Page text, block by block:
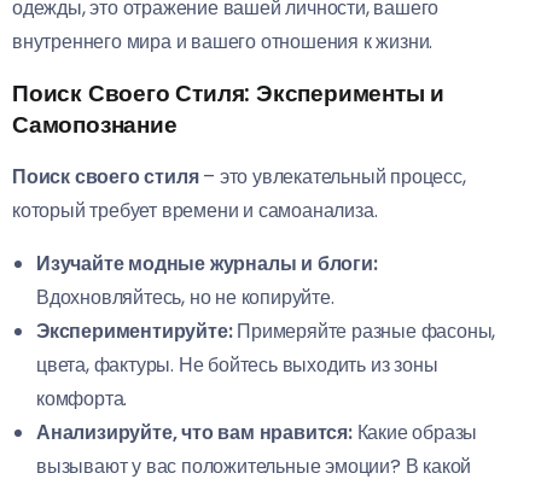
одежды, это отражение вашей личности, вашего
внутреннего мира и вашего отношения к жизни.
Поиск Своего Стиля: Эксперименты и
Самопознание
Поиск своего стиля– это увлекательный процесс,
который требует времени и самоанализа.
Изучайте модные журналы и блоги:
Вдохновляйтесь, но не копируйте.
Экспериментируйте:Примеряйте разные фасоны,
цвета, фактуры. Не бойтесь выходить из зоны
комфорта.
Анализируйте, что вам нравится:Какие образы
вызывают у вас положительные эмоции? В какой